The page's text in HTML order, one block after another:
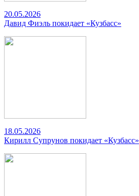
20.05.2026
Давид Фиэль покидает «Кузбасс»
18.05.2026
Кирилл Супрунов покидает «Кузбасс»